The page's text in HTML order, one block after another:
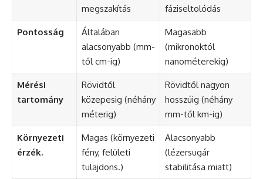
megszakítás
fáziseltolódás
Pontosság
Általában
alacsonyabb (mm-
től cm-ig)
Magasabb
(mikronoktól
nanométerekig)
Mérési
tartomány
Rövidtől
közepesig (néhány
méterig)
Rövidtől nagyon
hosszúig (néhány
mm-től km-ig)
Környezeti
érzék.
Magas (környezeti
fény, felületi
tulajdons.)
Alacsonyabb
(lézersugár
stabilitása miatt)